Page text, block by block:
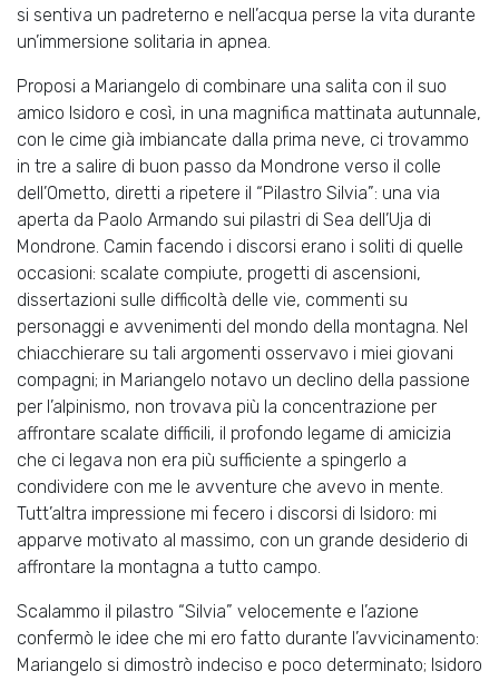
si sentiva un padreterno e nell’acqua perse la vita durante
un’immersione solitaria in apnea.
Proposi a Mariangelo di combinare una salita con il suo
amico Isidoro e così, in una magnifica mattinata autunnale,
con le cime già imbiancate dalla prima neve, ci trovammo
in tre a salire di buon passo da Mondrone verso il colle
dell’Ometto, diretti a ripetere il “Pilastro Silvia”: una via
aperta da Paolo Armando sui pilastri di Sea dell’Uja di
Mondrone. Camin facendo i discorsi erano i soliti di quelle
occasioni: scalate compiute, progetti di ascensioni,
dissertazioni sulle difficoltà delle vie, commenti su
personaggi e avvenimenti del mondo della montagna. Nel
chiacchierare su tali argomenti osservavo i miei giovani
compagni; in Mariangelo notavo un declino della passione
per l’alpinismo, non trovava più la concentrazione per
affrontare scalate difficili, il profondo legame di amicizia
che ci legava non era più sufficiente a spingerlo a
condividere con me le avventure che avevo in mente.
Tutt’altra impressione mi fecero i discorsi di Isidoro: mi
apparve motivato al massimo, con un grande desiderio di
affrontare la montagna a tutto campo.
Scalammo il pilastro “Silvia” velocemente e l’azione
confermò le idee che mi ero fatto durante l’avvicinamento:
Mariangelo si dimostrò indeciso e poco determinato; Isidoro